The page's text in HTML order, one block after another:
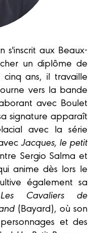
s'inscrit aux Beaux-
un diplôme de
ans, il travaille
vers la bande
avec Boulet
signature apparaît
avec la série
Jacques, le petit
Sergio Salma et
anime dès lors le
également sa
Les Cavaliers de
(Bayard), où son
et des